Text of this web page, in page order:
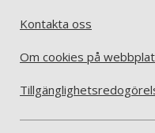
Kontakta oss
Om cookies på